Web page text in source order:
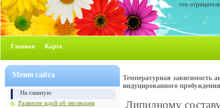
это
Главная Карта
Меню сайта
На главную
Развитие идей об эволюции
Температурная зависимость
индуцированного пробуждения
Липидному